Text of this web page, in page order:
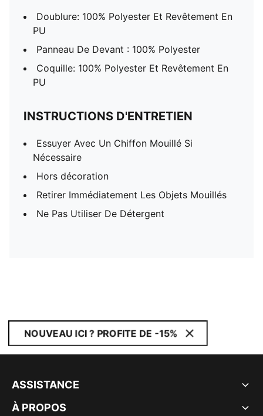
Doublure: 100% Polyester Et Revêtement En
PU
Panneau De Devant : 100% Polyester
Coquille: 100% Polyester Et Revêtement En
PU
INSTRUCTIONS D'ENTRETIEN
Essuyer Avec Un Chiffon Mouillé Si
Nécessaire
Hors décoration
Retirer Immédiatement Les Objets Mouillés
Ne Pas Utiliser De Détergent
NOUVEAU ICI ? PROFITE DE -15%
ASSISTANCE
À PROPOS